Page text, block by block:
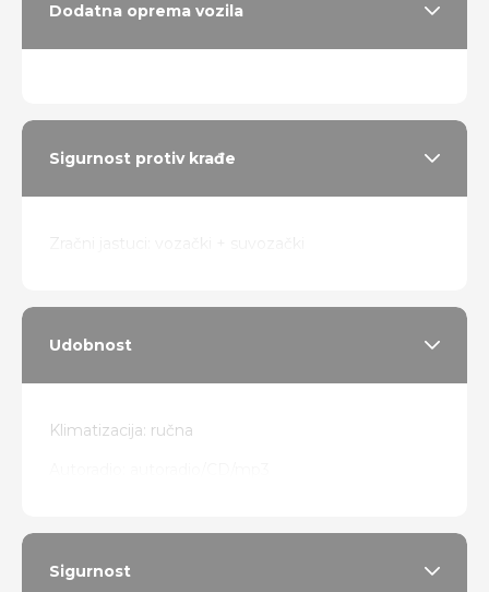
Dodatna oprema vozila
Sigurnost protiv krađe
Udobnost
Klimatizacija: ručna
Sigurnost